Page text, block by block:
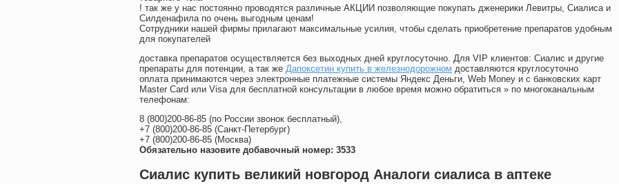
! так же у нас постоянно проводятся различные АКЦИИ позволяющие покупать дженерики Левитры, Сиалиса и
Силденафила по очень выгодным ценам!
Cотрудники нашей фирмы прилагают максимальные усилия, чтобы сделать приобретение препаратов удобным
для покупателей
доставка препаратов осуществляется без выходных дней круглосуточно. Для VIP клиентов: Сиалис и другие
препараты для потенции, а так же Дапоксетин купить в железнодорожном доставляются круглосуточно
оплата принимаются через электронные платежные системы Яндекс Деньги, Web Money и с банковских карт
Master Card или Visa для бесплатной консультации в любое время можно обратиться » по многоканальным
телефонам:
8 (800)200-86-85 (по России звонок бесплатный),
+7 (800)200-86-85 (Санкт-Петербург)
+7 (800)200-86-85 (Москва)
Обязательно назовите добавочный номер: 3533
Сиалис купить великий новгород Аналоги сиалиса в аптеке